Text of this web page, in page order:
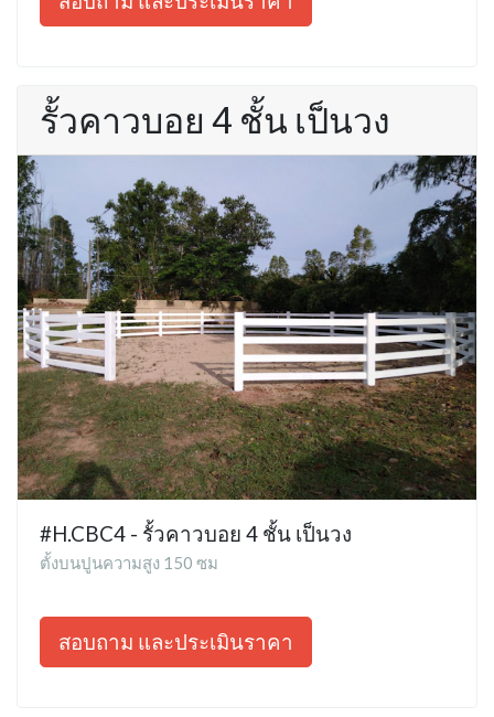
รั้วคาวบอย 4 ชั้น เป็นวง
#H.CBC4 - รั้วคาวบอย 4 ชั้น เป็นวง
ตั้งบนปูนความสูง 150 ซม
สอบถาม และประเมินราคา